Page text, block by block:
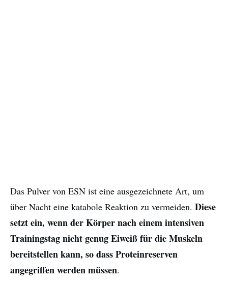
Das Pulver von ESN ist eine ausgezeichnete Art, um
über Nacht eine katabole Reaktion zu vermeiden. Diese
setzt ein, wenn der Körper nach einem intensiven
Trainingstag nicht genug Eiweiß für die Muskeln
bereitstellen kann, so dass Proteinreserven
angegriffen werden müssen.